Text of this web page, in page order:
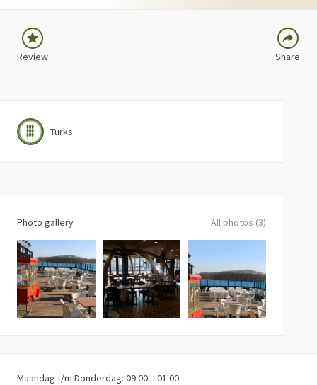
Review Share
Turks
Photo gallery All photos (3)
Maandag t/m Donderdag: 09.00 – 01.00